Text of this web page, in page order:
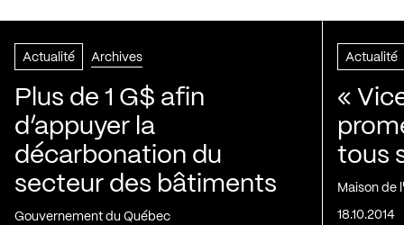
Actualité Archives
Plus de 1 G$ afin
d’appuyer la
décarbonation du
secteur des bâtiments
Gouvernement du Québec
Actualité
«
tous
Maison de
18.10.2014